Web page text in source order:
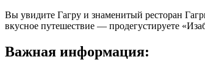
Вы увидите Гагру и знаменитый ресторан
вкусное путешествие — продегустируете
Важная информация: